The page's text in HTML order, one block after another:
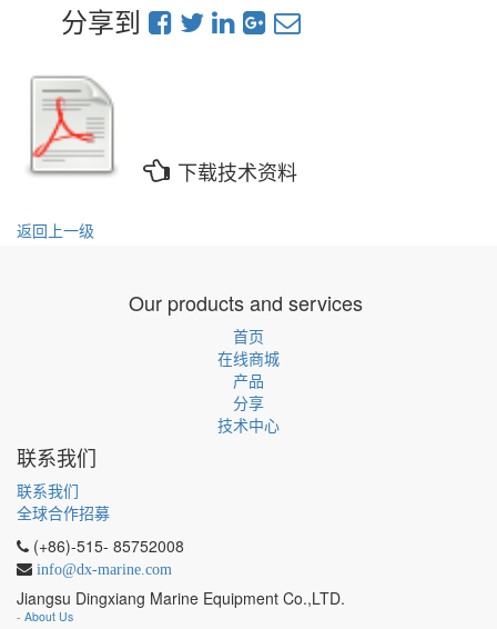
分享到
下载技术资料
返回上一级
Our products and services
首页
在线商城
产品
分享
技术中心
联系我们
联系我们
全球合作招募
(+86)-515- 85752008
info@dx-marine.com
Jiangsu Dingxiang Marine Equipment Co.,LTD.
- About Us